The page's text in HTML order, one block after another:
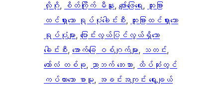
လိုဂို, စိတ်ကြိုက် မီနူး, ဖျော်ဖြေရေး, ထူးခြား
ထင်ရှားသော ရုပ်ပုံခေါင်းစီး, ထူးခြားထင်ရှားသော
ရုပ်ပုံများ, ပြောင်းလွယ်ပြင်လွယ်ရှိသော
ခေါင်းစီး, အောက်ခြေ ဝစ်ဂျက်များ, သတင်း
ကော်လံ တစ်ခု, ညာဘက် ဘေးဘား, ထိပ်ဆုံးတွင်
ကပ်ထားသော စာမူ, အခင်းအကျင်း ရွေးချယ်